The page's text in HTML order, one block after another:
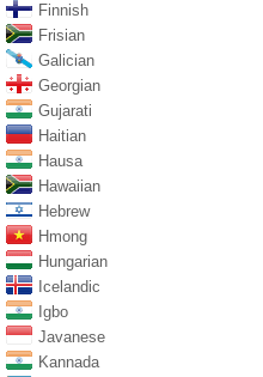
Finnish
Frisian
Galician
Georgian
Gujarati
Haitian
Hausa
Hawaiian
Hebrew
Hmong
Hungarian
Icelandic
Igbo
Javanese
Kannada